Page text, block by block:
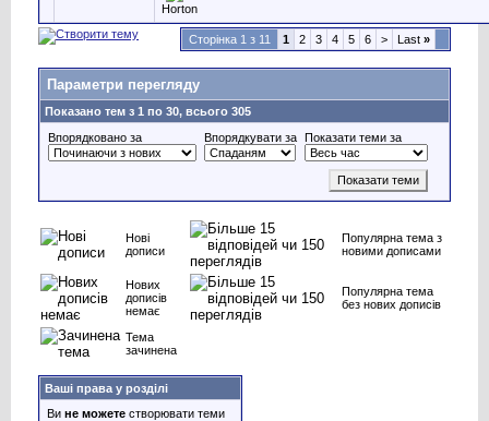
Horton
Сторінка 1 з 11 1 2 3 4 5 6 > Last »
Параметри перегляду
Показано тем з 1 по 30, всього 305
Впорядковано за
Впорядкувати за Показати теми за
Нові
дописи
Популярна тема з
новими дописами
Нових
дописів
немає
Популярна тема
без нових дописів
Тема
зачинена
Ваші права у розділі
Ви не можете створювати теми